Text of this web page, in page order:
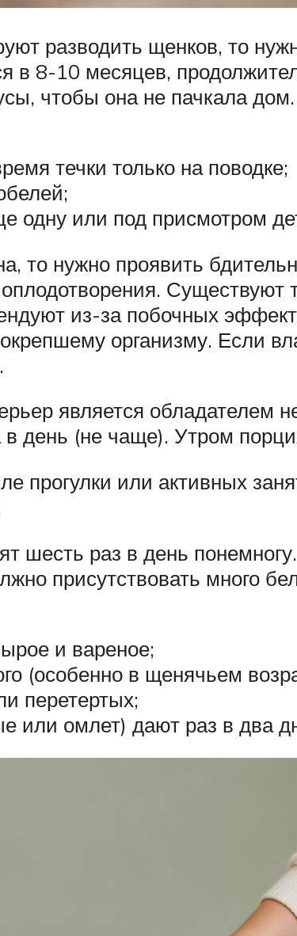
разводить щенков, то
в 8-10 месяцев,
чтобы она не пачкала
течки только на поводке;
одну или под присмотром
то нужно проявить
Существуют
из-за побочных
организму. Если
является обладателем
в день (не чаще). Утром
прогулки или активных
шесть раз в день
присутствовать много
и вареное;
(особенно в щенячьем
перетертых;
или омлет) дают раз в два